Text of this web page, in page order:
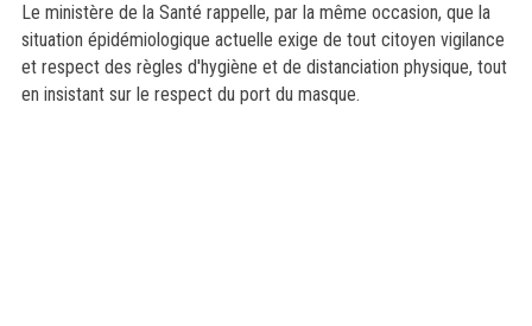
Le ministère de la Santé rappelle, par la même occasion, que la
situation épidémiologique actuelle exige de tout citoyen vigilance
et respect des règles d'hygiène et de distanciation physique, tout
en insistant sur le respect du port du masque.